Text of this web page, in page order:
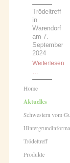
bili­
tations­
für
Mädchen
Trödeltreff
in
Warendorf
am 7.
September
2024
Weiterlesen
in
7.
September
Navigation
Home
Aktuelles
Schwestern vom
Trödeltreff
Produkte